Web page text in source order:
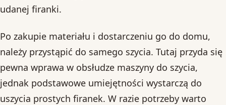
udanej firanki.
Po zakupie materiału i dostarczeniu go do domu,
należy przystąpić do samego szycia. Tutaj przyda się
pewna wprawa w obsłudze maszyny do szycia,
jednak podstawowe umiejętności wystarczą do
uszycia prostych firanek. W razie potrzeby warto